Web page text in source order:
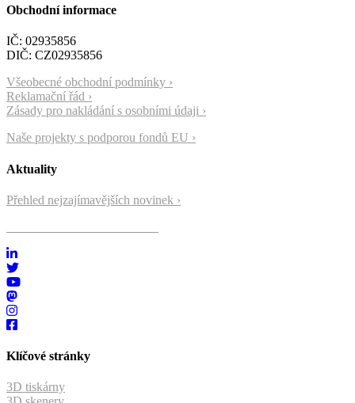
Obchodní informace
IČ: 02935856
DIČ: CZ02935856
Všeobecné obchodní podmínky ›
Reklamační řád ›
Zásady pro nakládání s osobními údaji ›
Naše projekty s podporou fondů EU ›
Aktuality
Přehled nejzajímavějších novinek ›
Klíčové stránky
3D tiskárny